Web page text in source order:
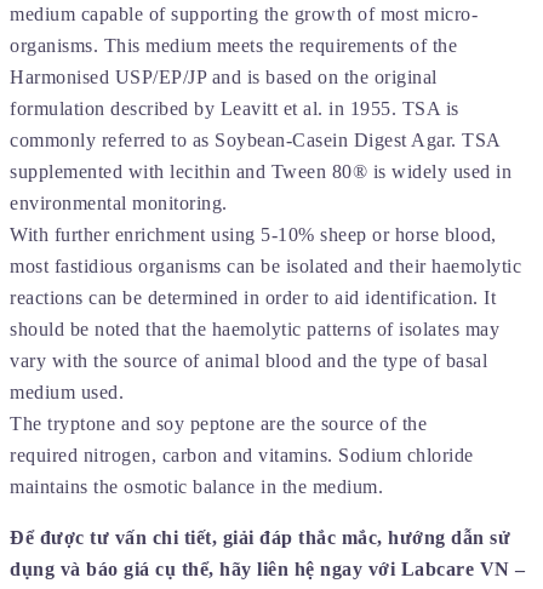
medium capable of supporting the growth of most micro-
organisms. This medium meets the requirements of the
Harmonised USP/EP/JP and is based on the original
formulation described by Leavitt et al. in 1955. TSA is
commonly referred to as Soybean-Casein Digest Agar. TSA
supplemented with lecithin and Tween 80® is widely used in
environmental monitoring.
With further enrichment using 5-10% sheep or horse blood,
most fastidious organisms can be isolated and their haemolytic
reactions can be determined in order to aid identification. It
should be noted that the haemolytic patterns of isolates may
vary with the source of animal blood and the type of basal
medium used.
The tryptone and soy peptone are the source of the
required nitrogen, carbon and vitamins. Sodium chloride
maintains the osmotic balance in the medium.
Để được tư vấn chi tiết, giải đáp thắc mắc, hướng dẫn sử
dụng và báo giá cụ thể, hãy liên hệ ngay với Labcare VN –